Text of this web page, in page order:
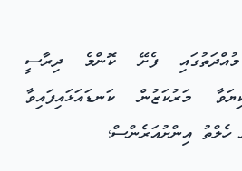
މުއްދަތުގައި ފެށޭ ކޮންމެ ދިރާސީ
މަރުކަޒުން ކަނޑައަޅައިފައިވާ
ހެލްތު އިންށުއަރެންސް؛